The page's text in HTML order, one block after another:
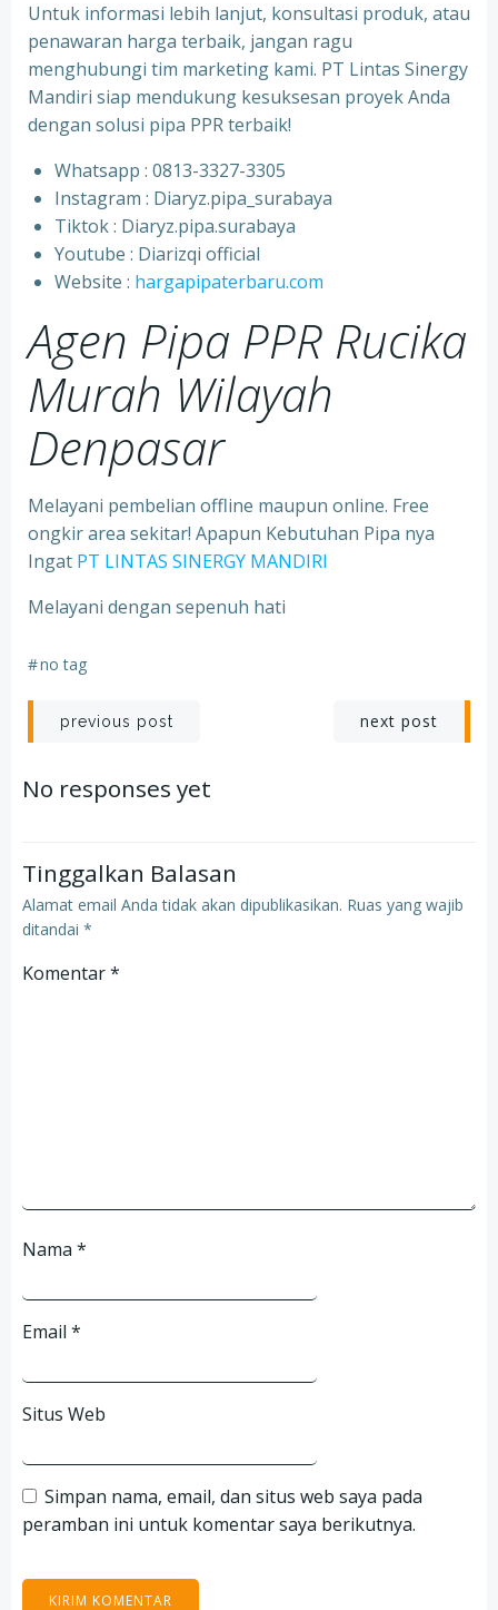
Untuk informasi lebih lanjut, konsultasi produk, atau
penawaran harga terbaik, jangan ragu
menghubungi tim marketing kami. PT Lintas Sinergy
Mandiri siap mendukung kesuksesan proyek Anda
dengan solusi pipa PPR terbaik!
Whatsapp : 0813-3327-3305
⁠Instagram : Diaryz.pipa_surabaya
⁠Tiktok : Diaryz.pipa.surabaya
⁠Youtube : Diarizqi official
⁠Website : hargapipaterbaru.com
Agen Pipa PPR Rucika
Murah Wilayah
Denpasar
Melayani pembelian offline maupun online. Free
ongkir area sekitar! Apapun Kebutuhan Pipa nya
Ingat PT LINTAS SINERGY MANDIRI
Melayani dengan sepenuh hati
#no tag
Post
navigation
previous post next post
No responses yet
Tinggalkan Balasan
Alamat email Anda tidak akan dipublikasikan. Ruas yang wajib
ditandai *
Komentar*
Nama *
Email *
Situs Web
Simpan nama, email, dan situs web saya pada
peramban ini untuk komentar saya berikutnya.